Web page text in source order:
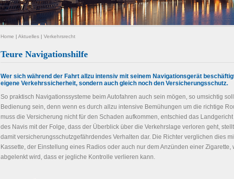
Home | Aktuelles | Verkehrsrecht
Teure Navigationshilfe
Wer sich während der Fahrt allzu intensiv mit seinem Navigationsgerät
eigene Verkehrssicherheit, sondern auch gleich noch den Versicherungsschutz.
So praktisch Navigationssysteme beim Autofahren auch sein mögen, so umsichtig
Bedienung sein, denn wenn es durch allzu intensive Bemühungen um die richtige
muss die Versicherung nicht für den Schaden aufkommen, entschied das
des Navis mit der Folge, dass der Überblick über die Verkehrslage verloren geht,
damit versicherungsschutzgefährdendes Verhalten dar. Die Richter verglichen dies
Kassette, der Einstellung eines Radios oder auch nur dem Anzünden einer Zigarette,
abgelenkt wird, dass er jegliche Kontrolle verlieren kann.